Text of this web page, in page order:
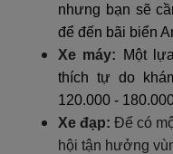
nhưng bạn sẽ
để đến bãi biển
Xe máy: Một
thích tự do
120.000 -
Xe đạp: Để có
hội tận hưởng